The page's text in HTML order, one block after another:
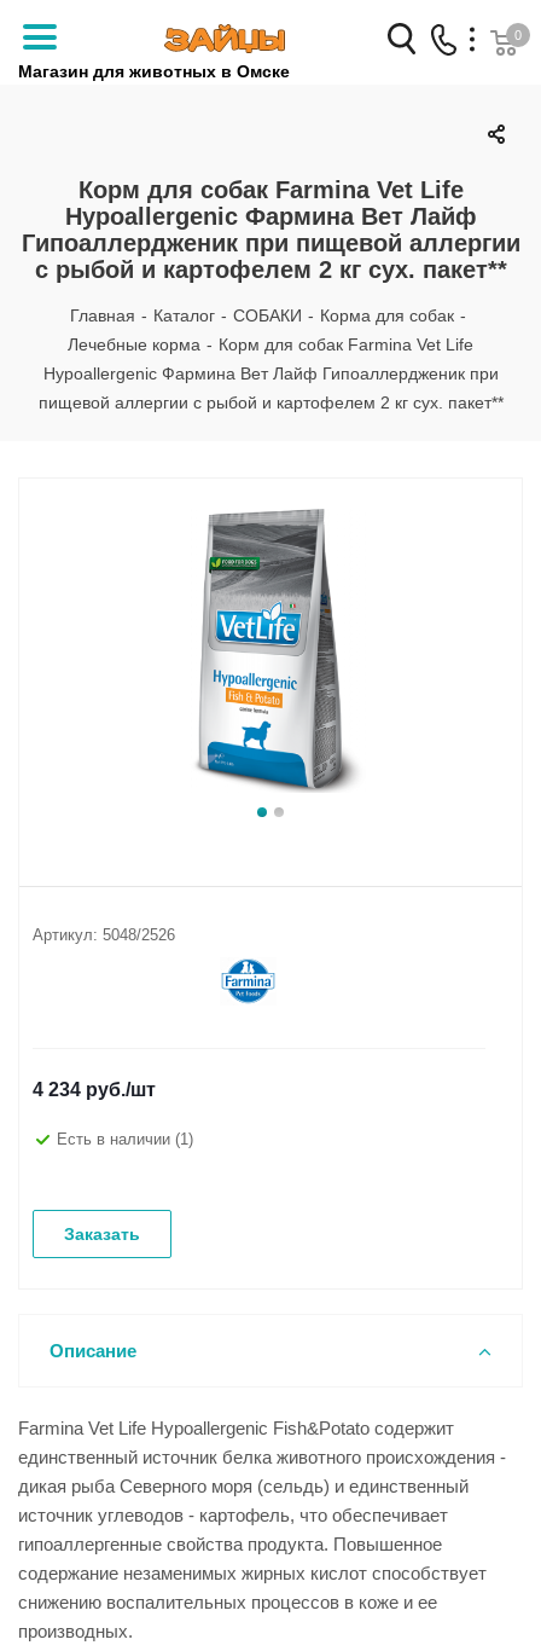
Магазин для животных в Омске
Заказать звонок
+7 (3812) 79-04-04
+7 (950) 959-88-32
0
Корм для собак Farmina Vet Life
Hypoallergenic Фармина Вет Лайф
Гипоаллердженик при пищевой аллергии
с рыбой и картофелем 2 кг сух. пакет**
Главная - Каталог - СОБАКИ - Корма для собак -
Лечебные корма - Корм для собак Farmina Vet Life
Hypoallergenic Фармина Вет Лайф Гипоаллердженик при
пищевой аллергии с рыбой и картофелем 2 кг сух. пакет**
Артикул: 5048/2526
4 234 руб./шт
Есть в наличии (1)
Заказать
Описание
Farmina Vet Life Hypoallergenic Fish&Potato содержит
единственный источник белка животного происхождения -
дикая рыба Северного моря (сельдь) и единственный
источник углеводов - картофель, что обеспечивает
гипоаллергенные свойства продукта. Повышенное
содержание незаменимых жирных кислот способствует
снижению воспалительных процессов в коже и ее
производных.